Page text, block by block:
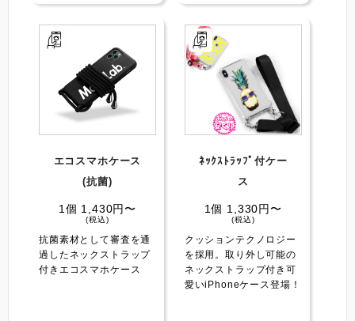
エコスマホケース
(抗菌)
1個 1,430円〜
(税込)
抗菌素材として審査を通
過したネックストラップ
付きエコスマホケース
ﾈｯｸｽﾄﾗｯﾌﾟ付ケー
ス
1個 1,330円〜
(税込)
クッションテクノロジー
を採用。取り外し可能の
ネックストラップ付き可
愛いiPhoneケース登場！